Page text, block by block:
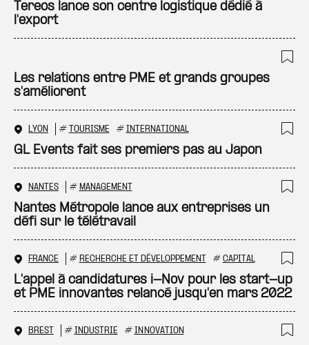
Tereos lance son centre logistique dédié à
l'export
Les relations entre PME et grands groupes
s'améliorent
LYON # TOURISME # INTERNATIONAL
GL Events fait ses premiers pas au Japon
NANTES # MANAGEMENT
Nantes Métropole lance aux entreprises un
défi sur le télétravail
FRANCE # RECHERCHE ET DÉVELOPPEMENT # CAPITAL
L'appel à candidatures i-Nov pour les start-up
et PME innovantes relancé jusqu'en mars 2022
BREST # INDUSTRIE # INNOVATION